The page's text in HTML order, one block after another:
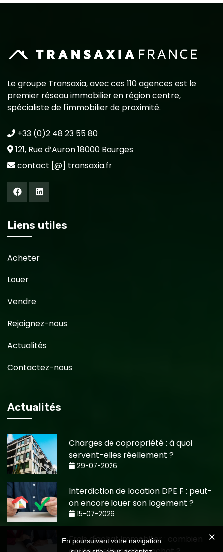
Le groupe Transaxia, avec ces 110 agences est le
premier réseau immobilier en région centre,
spécialiste de l'immobilier de proximité.
+33 (0)2 48 23 55 80
121, Rue d’Auron 18000 Bourges
contact [@] transaxia.fr
Liens utiles
Acheter
Louer
Vendre
Rejoignez-nous
Actualités
Contactez-nous
Actualités
Charges de copropriété : à quoi
servent-elles réellement ?
29-07-2026
Interdiction de location DPE F : peut-
on encore louer son logement ?
15-07-2026
Frais d'achat immobilier : combien
En poursuivant votre navigation